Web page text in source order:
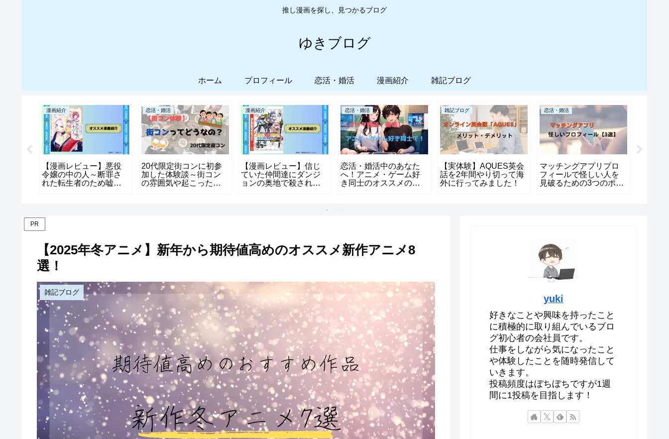
推し漫画を探し、見つかるブログ
ゆきブログ
ホーム プロフィール 恋活・婚活 漫画紹介 雑記ブログ
漫画紹介
【漫画レビュー】悪役
令嬢の中の人～断罪さ
れた転生者のため嘘つ
語
恋活・婚活
20代限定街コンに初参
加した体験談～街コン
の雰囲気や起こったこ
漫画紹介
【漫画レビュー】信じ
ていた仲間達にダンジ
ョンの奥地で殺されか
と成り上がりの逆転物
語
恋活・婚活
恋活・婚活中のあなた
へ！アニメ・ゲーム好
き同士のオススメの出
雑記ブログ
【実体験】AQUES英会
話を2年間やり切って海
外に行ってみました！
恋活・婚活
マッチングアプリプロ
フィールで怪しい人を
見破るための3つのポイ
PR
【2025年冬アニメ】新年から期待値高めのオススメ新作アニメ8
選！
雑記ブログ
yuki
好きなことや興味を持ったこと
に積極的に取り組んでいるブロ
グ初心者の会社員です。
仕事をしながら気になったこと
や体験したことを随時発信して
いきます。
投稿頻度はぼちぼちですが1週
間に1投稿を目指します！